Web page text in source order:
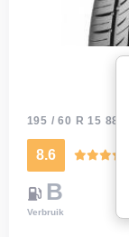
195 / 60 R 15 88H
8.6
B
Verbruik